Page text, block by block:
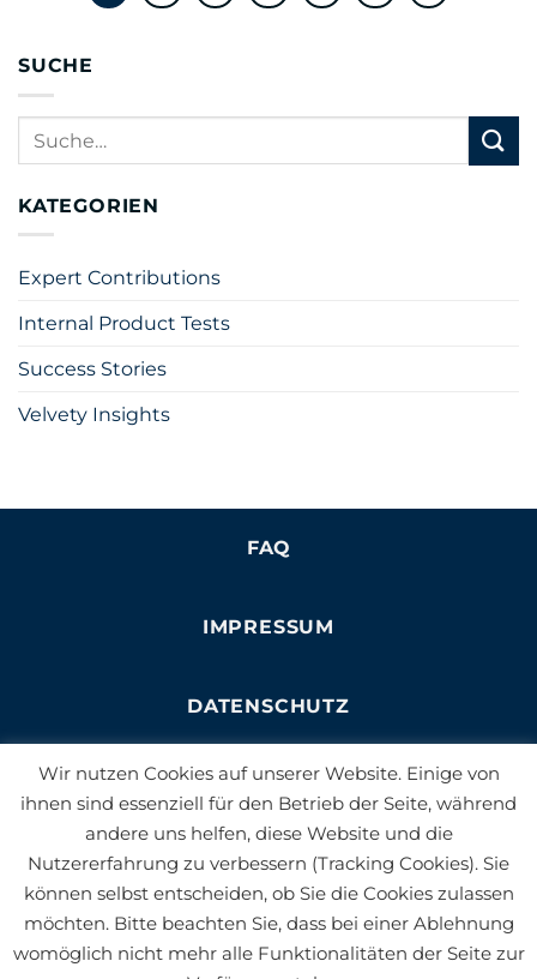
SUCHE
KATEGORIEN
Expert Contributions
Internal Product Tests
Success Stories
Velvety Insights
FAQ
IMPRESSUM
DATENSCHUTZ
NEWSLETTER
JOBS
BLOG
Wir nutzen Cookies auf unserer Website. Einige von
ihnen sind essenziell für den Betrieb der Seite, während
andere uns helfen, diese Website und die
Nutzererfahrung zu verbessern (Tracking Cookies). Sie
können selbst entscheiden, ob Sie die Cookies zulassen
möchten. Bitte beachten Sie, dass bei einer Ablehnung
womöglich nicht mehr alle Funktionalitäten der Seite zur